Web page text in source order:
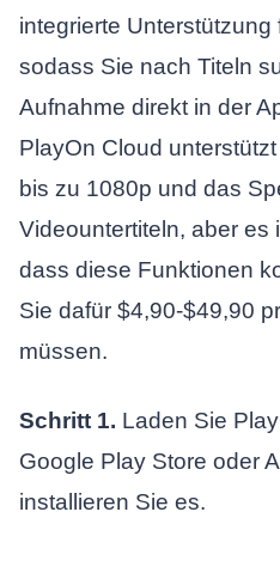
integrierte
sodass Sie nach Titeln
Aufnahme direkt in der
PlayOn Cloud
bis zu 1080p und das
Videountertiteln, aber es
dass diese Funktionen
Sie dafür $4,90-$49,90
müssen.
Schritt 1. Laden Sie
Google Play Store oder
installieren Sie es.